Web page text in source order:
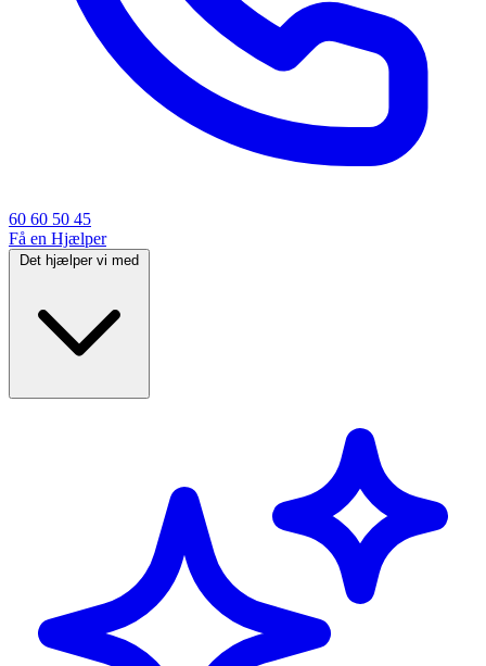
60 60 50 45
Få en Hjælper
Det hjælper vi med